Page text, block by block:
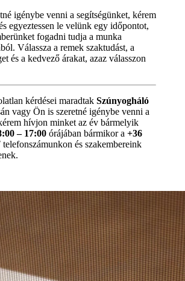
igénybe venni a segítségünket, kérem
egyeztessen le velünk egy időpontot,
fogadni tudja a munka
Válassza a remek szaktudást, a
és a kedvező árakat, azaz válasszon
kérdései maradtak Szúnyogháló
vagy Ön is szeretné igénybe venni a
hívjon minket az év bármelyik
– 17:00 órájában bármikor a +36
telefonszámunkon és szakembereink